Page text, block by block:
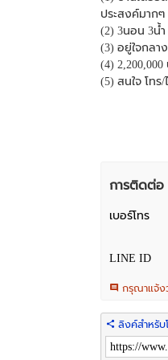
ประสงค์มากๆ
(2) 3นอน 3น้ำ
(3) อยู่ใจกลา
(4)
(5) สนใจ โทร/
การติดต่อ
เบอร์โทร
LINE ID
กรุณาแจ้ง
ลิงค์สำหรับ